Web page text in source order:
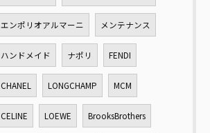
エンポリオアルマーニ メンテナンス
ハンドメイド ナポリ FENDI
CHANEL LONGCHAMP MCM
CELINE LOEWE BrooksBrothers